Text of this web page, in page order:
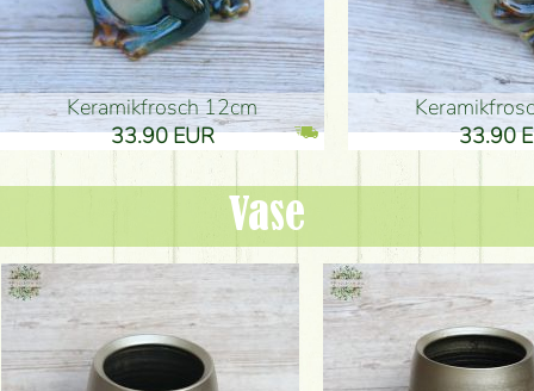
Keramikfrosch 12cm
33.90 EUR
33.90
Vase